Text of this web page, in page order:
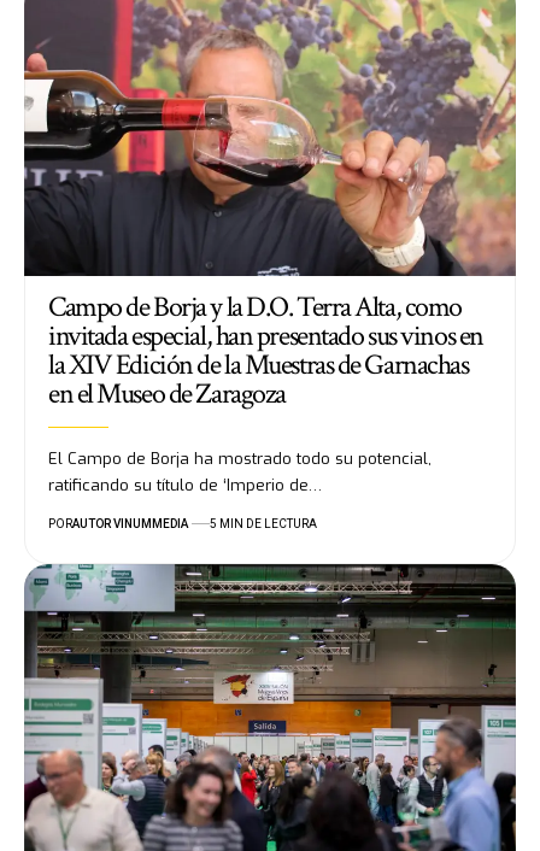
Campo de Borja y la D.O. Terra Alta, como
invitada especial, han presentado sus vinos en
la XIV Edición de la Muestras de Garnachas
en el Museo de Zaragoza
El Campo de Borja ha mostrado todo su potencial,
ratificando su título de ‘Imperio de…
PORAUTOR VINUMMEDIA 5 MIN DE LECTURA